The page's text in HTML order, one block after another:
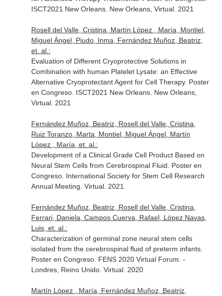
ISCT2021 New Orleans. New Orleans, Virtual. 2021
Rosell del Valle, Cristina, Martín López , María, Montiel,
Miguel Ángel, Piudo, Inma, Fernández Muñoz, Beatriz,
et. al.:
Evaluation of Different Cryoprotective Solutions in
Combination with human Platelet Lysate: an Effective
Alternative Cryoprotectant Agent for Cell Therapy. Poster
en Congreso. ISCT2021 New Orleans. New Orleans,
Virtual. 2021
Fernández Muñoz, Beatriz, Rosell del Valle, Cristina,
Ruiz Toranzo, Marta, Montiel, Miguel Ángel, Martín
López , María, et. al.:
Development of a Clinical Grade Cell Product Based on
Neural Stem Cells from Cerebrospinal Fluid. Poster en
Congreso. International Society for Stem Cell Research
Annual Meeting. Virtual. 2021
Fernández Muñoz, Beatriz, Rosell del Valle, Cristina,
Ferrari, Daniela, Campos Cuerva, Rafael, López Navas,
Luis, et. al.:
Characterization of germinal zone neural stem cells
isolated from the cerebrospinal fluid of preterm infants.
Poster en Congreso. FENS 2020 Virtual Forum. -
Londres, Reino Unido. Virtual. 2020
Martín López , María, Fernández Muñoz, Beatriz,